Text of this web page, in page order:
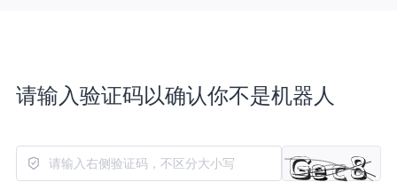
请输入验证码以确认你不是机器人